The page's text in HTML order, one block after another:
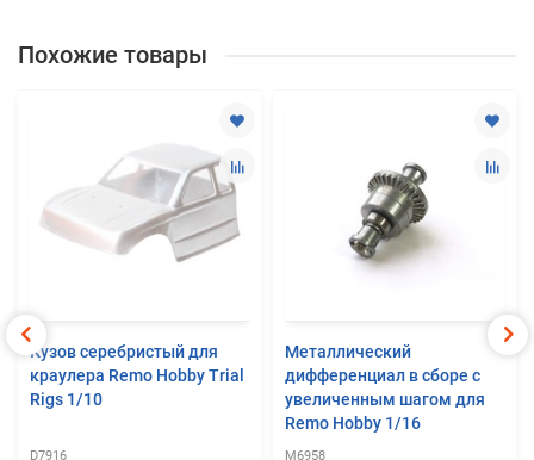
Похожие товары
Кузов серебристый для
краулера Remo Hobby Trial
Rigs 1/10
D7916
Металлический
дифференциал в сборе с
увеличенным шагом для
Remo Hobby 1/16
M6958